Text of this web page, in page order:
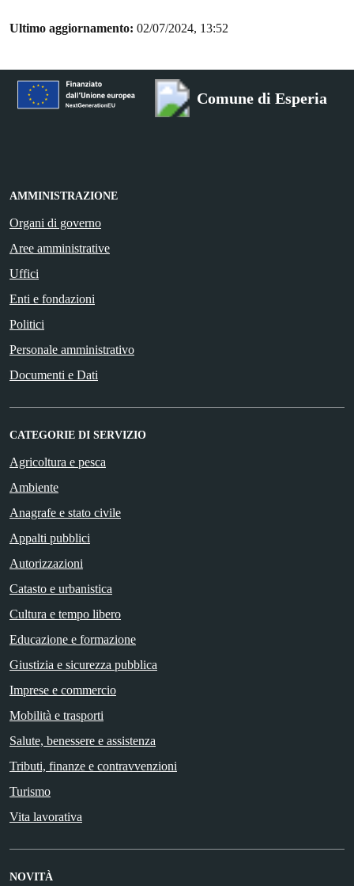
Ultimo aggiornamento: 02/07/2024, 13:52
Comune di Esperia
AMMINISTRAZIONE
Organi di governo
Aree amministrative
Uffici
Enti e fondazioni
Politici
Personale amministrativo
Documenti e Dati
CATEGORIE DI SERVIZIO
Agricoltura e pesca
Ambiente
Anagrafe e stato civile
Appalti pubblici
Autorizzazioni
Catasto e urbanistica
Cultura e tempo libero
Educazione e formazione
Giustizia e sicurezza pubblica
Imprese e commercio
Mobilità e trasporti
Salute, benessere e assistenza
Tributi, finanze e contravvenzioni
Turismo
Vita lavorativa
NOVITÀ